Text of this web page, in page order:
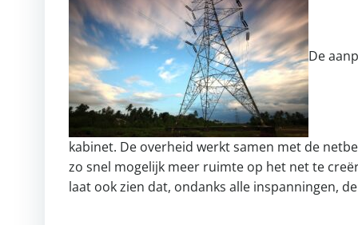
De
kabinet. De overheid werkt samen met de
zo snel mogelijk meer ruimte op het net te
laat ook zien dat, ondanks alle inspanningen,